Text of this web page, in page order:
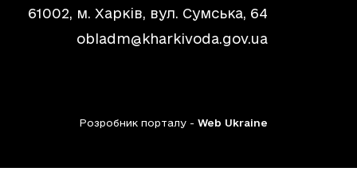
61002, м. Харків, вул. Сумська, 64
obladm@kharkivoda.gov.ua
Розробник порталу - Web Ukraine